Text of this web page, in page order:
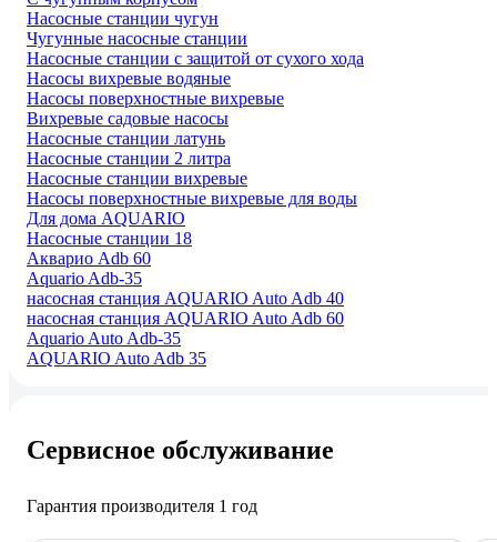
Насосные станции чугун
Чугунные насосные станции
Насосные станции с защитой от сухого хода
Насосы вихревые водяные
Насосы поверхностные вихревые
Вихревые садовые насосы
Насосные станции латунь
Насосные станции 2 литра
Насосные станции вихревые
Насосы поверхностные вихревые для воды
Для дома AQUARIO
Насосные станции 18
Акварио Adb 60
Aquario Adb-35
насосная станция AQUARIO Auto Adb 40
насосная станция AQUARIO Auto Adb 60
Aquario Auto Adb-35
AQUARIO Auto Adb 35
Сервисное обслуживание
Гарантия производителя 1 год